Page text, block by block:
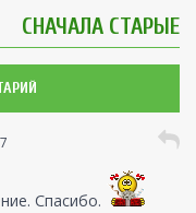
СНАЧАЛА СТАРЫЕ
Спасибо.